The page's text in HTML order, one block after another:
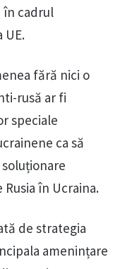
în cadrul
UE.
fără nici o
rusă ar fi
speciale
ca să
în Ucraina.
de strategia
amenințare